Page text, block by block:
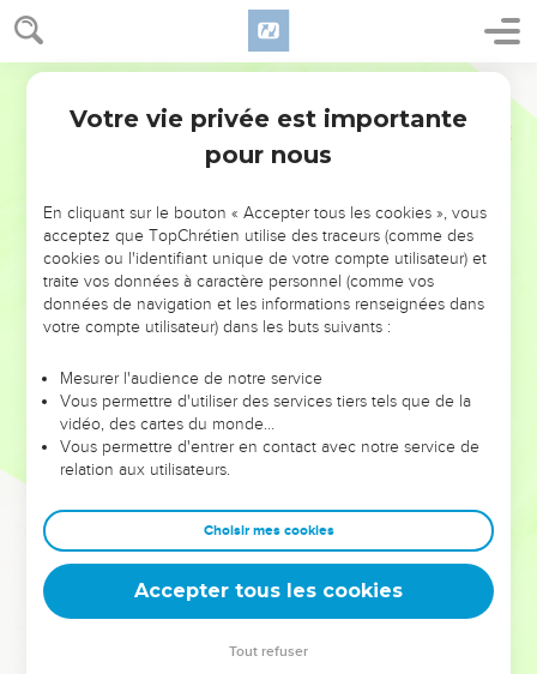
NE MANQUEZ PAS L’ÉVÉNEMENT
DE L’ANNÉE !
ET SI LEURS ERREURS POUVAIENT VOUS ÉVITER LES
VOTRES ?
leur foi ou leur vision. Mais on voit moins les doutes, les erreurs
et les saisons difficiles qu'ils ont traversés, alors même que ce
sont elles qui les ont façonnés.
Dans cette conférence, leaders, entrepreneurs, et responsables
clés pour avancer avec plus de sagesse afin que leurs erreurs
deviennent vos tremplins. Que vous guidiez un ministère, une
équipe, un groupe ou une famille, leur expérience est faite
Votre vie privée est importante
pour nous
En cliquant sur le bouton « Accepter tous les cookies », vous
acceptez que TopChrétien utilise des traceurs (comme des
cookies ou l'identifiant unique de votre compte utilisateur) et
traite vos données à caractère personnel (comme vos
données de navigation et les informations renseignées dans
votre compte utilisateur) dans les buts suivants :
Mesurer l'audience de notre service
Vous permettre d'utiliser des services tiers tels que de la
vidéo, des cartes du monde…
Vous permettre d'entrer en contact avec notre service de
relation aux utilisateurs.
Choisir mes cookies
Accepter tous les cookies
Tout refuser